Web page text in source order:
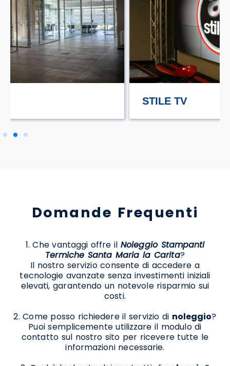
Domande Frequenti
1. Che vantaggi offre ilNoleggio Stampanti
Termiche Santa Maria la Carita?
Il nostro servizio consente di accedere a
tecnologie avanzate senza investimenti iniziali
elevati, garantendo un notevole risparmio sui
costi.
2. Come posso richiedere il servizio di noleggio?
Puoi semplicemente utilizzare il modulo di
contatto sul nostro sito per ricevere tutte le
informazioni necessarie.